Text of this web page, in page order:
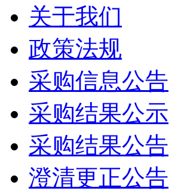
关于我们
政策法规
采购信息公告
采购结果公示
采购结果公告
澄清更正公告